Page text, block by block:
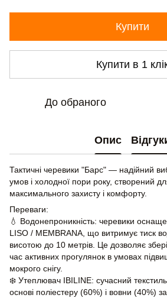
Купити
Купити в 1
До обраного
Опис
Тактичні черевики "Барс" — надійний
умов і холодної пори року, створений
максимального захисту і комфорту.
Переваги:
💧 Водонепроникність: черевики
LISO / MEMBRANA, що витримує тиск
висотою до 10 метрів. Це дозволяє
час активних прогулянок в умовах
мокрого снігу.
❄️ Утеплювач IBILINE: сучасний
основі поліестеру (60%) і вовни (40%)